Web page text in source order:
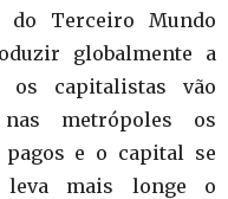
do Terceiro Mundo
globalmente a
os capitalistas vão
metrópoles os
pagos e o capital se
mais longe o